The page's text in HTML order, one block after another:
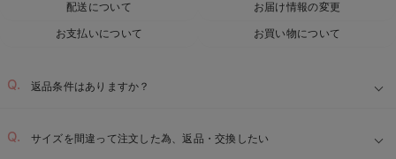
配送について
お届け情報の変更
お支払いについて
お買い物について
返品条件はありますか？
サイズを間違って注文した為、返品・交換したい